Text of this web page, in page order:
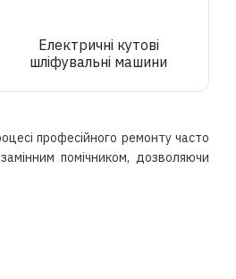
професійного ремонту часто
помічником, дозволяючи
Електричні кутові
шліфувальні машини